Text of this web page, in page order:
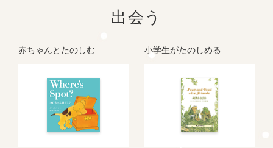
出会う
赤ちゃんとたのしむ 小学生がたのしめる